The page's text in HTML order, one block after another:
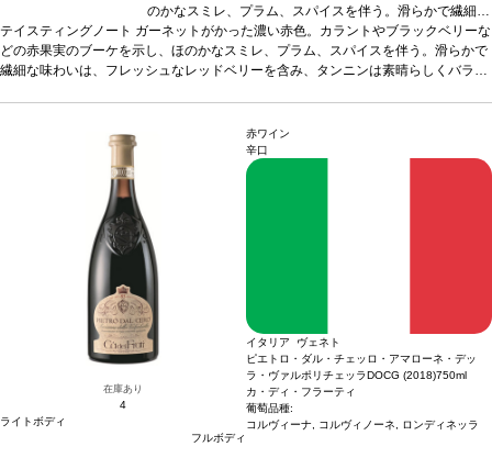
のかなスミレ、プラム、スパイスを伴う。滑らかで繊細な
味わいは、フレッシュなレッドベリーを含み、タンニンは
素晴らしくバランスが取れている。合う料理きのこのリ
ゾット、赤身肉、バーベキュー、うさぎの煮込み、チーズ
ージが在庫切れの場合、在庫があり価格が同様の場合は自
動的に次のヴィンテージに変更されます、ご了承くださ
テイスティングノート ガーネットがかった濃い赤色。カラントやブラックベリーな
どの赤果実のブーケを示し、ほのかなスミレ、プラム、スパイスを伴う。滑らかで
繊細な味わいは、フレッシュなレッドベリーを含み、タンニンは素晴らしくバラン
*本ヴィンテージが在庫切れの場合、在庫があり
価格が同様の場合は自動的に次のヴィンテージに変更されます、ご了承ください。
在庫あり
4
ライトボディ
フルボディ
赤ワイン
辛口
イタリア ヴェネト
ピエトロ・ダル・チェッロ・アマローネ・デッ
ラ・ヴァルポリチェッラDOCG (2018)750ml
カ・ディ・フラーティ
葡萄品種:
コルヴィーナ, コルヴィノーネ, ロンディネッラ